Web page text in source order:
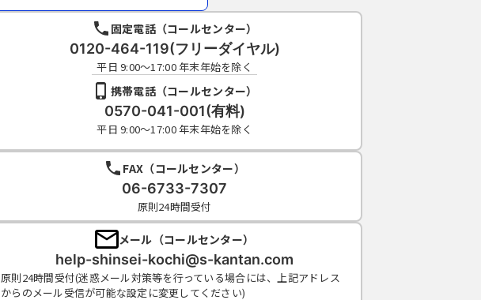
固定電話（コールセンター）
0120-464-119(フリーダイヤル)
平日 9:00～17:00 年末年始を除く
携帯電話（コールセンター）
0570-041-001(有料)
平日 9:00～17:00 年末年始を除く
FAX（コールセンター）
06-6733-7307
原則24時間受付
メール（コールセンター）
help-shinsei-kochi@s-kantan.com
原則24時間受付(迷惑メール対策等を行っている場合には、上記アドレス
からのメール受信が可能な設定に変更してください)